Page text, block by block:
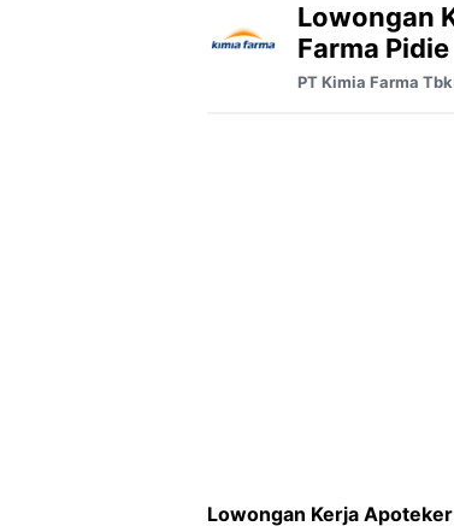
Lowongan
Farma Pidie
PT Kimia Farma Tbk
Lowongan Kerja